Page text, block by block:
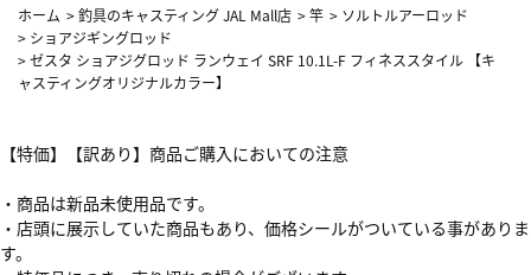
ホーム >釣具のキャスティング JAL Mall店 >竿 > ソルトルアーロッド
> ショアジギングロッド
>ゼスタ ショアジグロッド ランウェイ SRF 10.1L-F フィネススタイル 【キ
ャスティングオリジナルカラー】
【特価】【訳あり】商品ご購入においての注意
・商品は新品未使用品です。
・店頭に展示していた商品もあり、価格シールがついている事がありま
す。